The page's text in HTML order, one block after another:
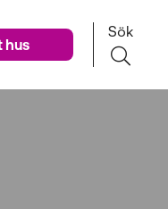
hus
Sök